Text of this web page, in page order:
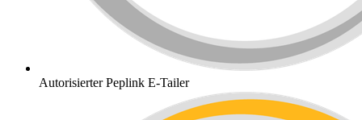
Autorisierter Peplink E-Tailer